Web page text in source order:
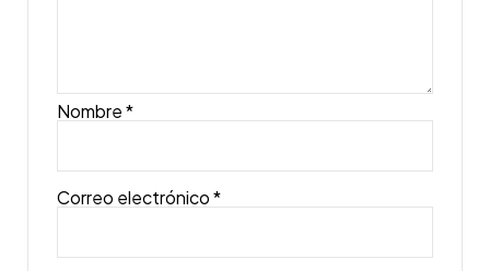
Nombre*
Correo electrónico*